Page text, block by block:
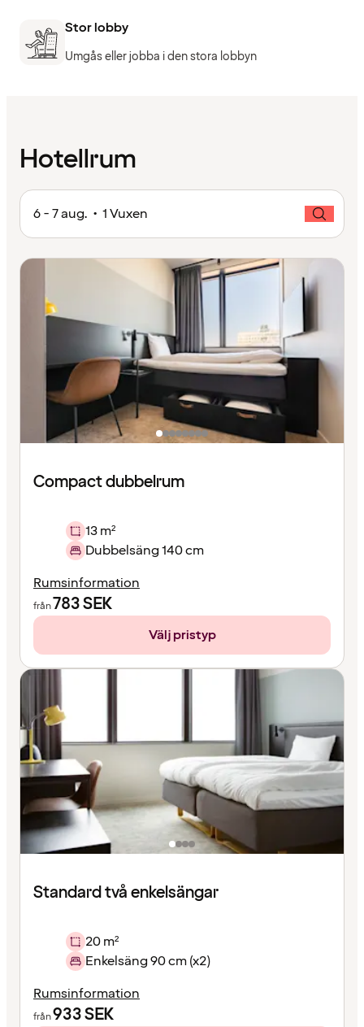
Stor lobby
Umgås eller jobba i den stora lobbyn
Hotellrum
6 - 7 aug. • 1 Vuxen
Compact dubbelrum
13 m²
Dubbelsäng 140 cm
Rumsinformation
från783SEK
Välj pristyp
Standard två enkelsängar
20 m²
Enkelsäng 90 cm (x2)
Rumsinformation
från933SEK